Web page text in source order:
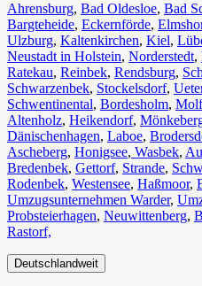
Ahrensburg, Bad Oldesloe, Bad
Bargteheide, Eckernförde,
Ulzburg, Kaltenkirchen, Kiel,
Neustadt in Holstein, Norderstedt,
Ratekau, Reinbek, Rendsburg,
Schwarzenbek, Stockelsdorf,
Schwentinental, Bordesholm,
Altenholz, Heikendorf,
Dänischenhagen, Laboe,
Ascheberg, Honigsee, Wasbek,
Bredenbek, Gettorf, Strande,
Rodenbek, Westensee, Haßmoor,
Umzugsunternehmen Warder,
Probsteierhagen, Neuwittenberg,
Rastorf,
Deutschlandweit